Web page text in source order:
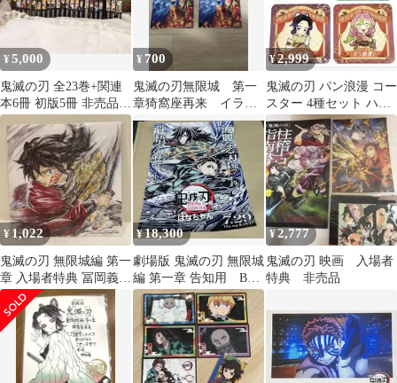
¥5,000
鬼滅の刃 全23巻+関連
本6冊 初版5冊 非売品お
まけ付
¥ 700
鬼滅の刃無限城 第一
章猗窩座再来 イラス
トカード 2枚セット
新品未開封 非売品
¥2,999
鬼滅の刃 パン浪漫 コー
スター 4種セット ハー
トブレッドアンティー
ク 非売品
¥ 1,022
鬼滅の刃 無限城編 第一
章 入場者特典 冨岡義勇
非売品
¥18,300
劇場版 鬼滅の刃 無限城
編 第一章 告知用 B2
ポスター 非売品
¥2,777
鬼滅の刃 映画 入場者
特典 非売品